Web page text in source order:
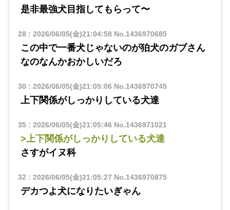
是非最強犬目指してもらって〜
28: 2026/06/05(金)21:04:58No.1436970685
この中で一番犬じゃないのが狛犬のガブさん
なのなんかおかしいだろ
30 : 2026/06/05(金)21:05:06 No.1436970745
上下関係がしっかりしている犬達
35: 2026/06/05(金)21:05:46 No.1436971021
>上下関係がしっかりしている犬達
さすがイヌ科
32 : 2026/06/05(金)21:05:27 No.1436970875
デカつよ犬になりたいぎゃん